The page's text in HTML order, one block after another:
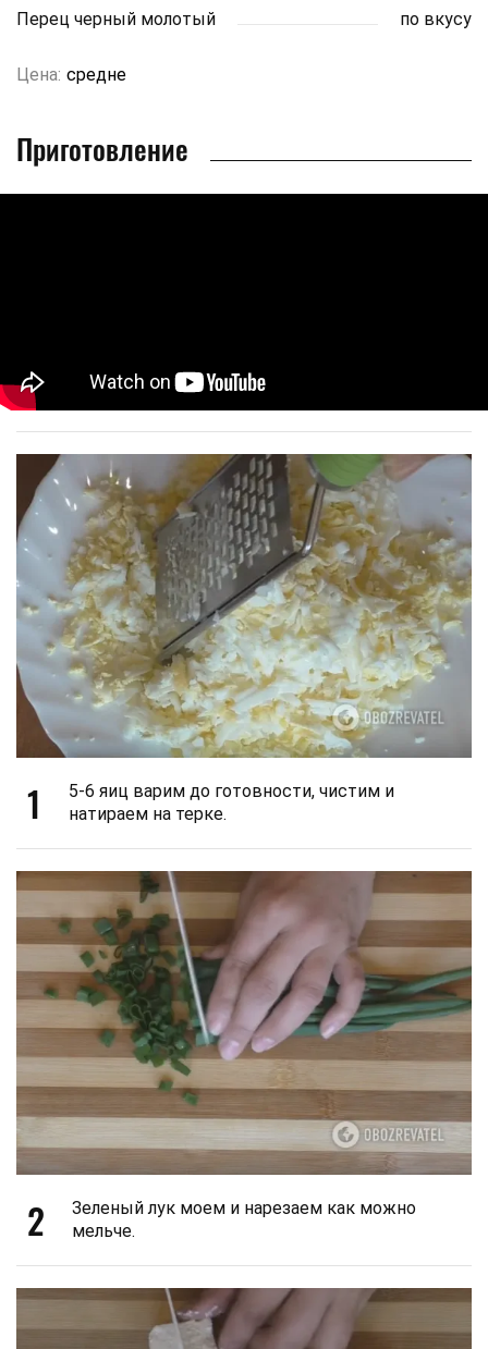
Перец черный молотый
по вкусу
Цена: средне
Приготовление
1
5-6 яиц варим до готовности, чистим и
натираем на терке.
2
Зеленый лук моем и нарезаем как можно
мельче.